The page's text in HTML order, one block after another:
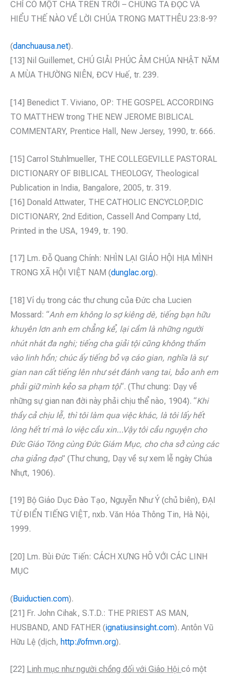
CHỈ CÓ MỘT CHA TRÊN TRỜI – CHÚNG TA ĐỌC VÀ
HIỂU THẾ NÀO VỀ LỜI CHÚA TRONG MATTHÊU 23:8-9?
(danchuausa.net).
[13] Nil Guillemet, CHÚ GIẢI PHÚC ÂM CHÚA NHẬT NĂM
A MÙA THƯỜNG NIÊN, ĐCV Huế, tr. 239.
[14] Benedict T. Viviano, OP: THE GOSPEL ACCORDING
TO MATTHEW trong THE NEW JEROME BIBLICAL
COMMENTARY, Prentice Hall, New Jersey, 1990, tr. 666.
[15] Carrol Stuhlmueller, THE COLLEGEVILLE PASTORAL
DICTIONARY OF BIBLICAL THEOLOGY, Theological
Publication in India, Bangalore, 2005, tr. 319.
[16] Donald Attwater, THE CATHOLIC ENCYCLOP‚DIC
DICTIONARY, 2nd Edition, Cassell And Company Ltd,
Printed in the USA, 1949, tr. 190.
[17] Lm. Đỗ Quang Chính: NHÌN LẠI GIÁO HỘI HỊA MÌNH
TRONG XÃ HỘI VIỆT NAM (dunglac.org).
[18] Ví dụ trong các thư chung của Đức cha Lucien
Mossard: “Anh em không lo sợ kiêng dè, tiếng bạn hữu
khuyên lơn anh em chẳng kể, lại cầm là những người
nhút nhát đa nghi; tiếng cha giải tội cũng không thấm
vào linh hồn; chúc ấy tiếng bỏ vạ cáo gian, nghĩa là sự
gian nan cất tiếng lên như sét đánh vang tai, bảo anh em
phải giữ mình kẻo sa phạm tội“. (Thư chung: Dạy về
những sự gian nan đời này phải chịu thể nào, 1904). “Khi
thầy cả chịu lễ, thì tôi làm qua việc khác, là tôi lấy hết
lòng hết trí mà lo việc cầu xin…Vậy tôi cầu nguyện cho
Đức Giáo Tông cùng Đức Giám Mục, cho cha sở cùng các
cha giảng đạo” (Thư chung, Dạy về sự xem lễ ngày Chúa
Nhựt, 1906).
[19] Bộ Giáo Dục Đào Tạo, Nguyễn Như Ý (chủ biên), ĐẠI
TỪ ĐIỂN TIẾNG VIỆT, nxb. Văn Hóa Thông Tin, Hà Nội,
1999.
[20] Lm. Bùi Đức Tiến: CÁCH XƯNG HÔ VỚI CÁC LINH
MỤC
(Buiductien.com).
[21] Fr. John Cihak, S.T.D.: THE PRIEST AS MAN,
HUSBAND, AND FATHER (ignatiusinsight.com). Antôn Vũ
Hữu Lệ (dịch, http://ofmvn.org).
[22] Linh mục như người chồng đối với Giáo Hội có một